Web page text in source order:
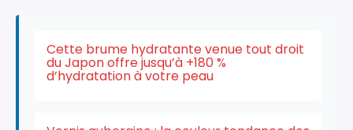
Cette brume hydratante venue tout droit
du Japon offre jusqu’à +180 %
d’hydratation à votre peau
Rechercher
: